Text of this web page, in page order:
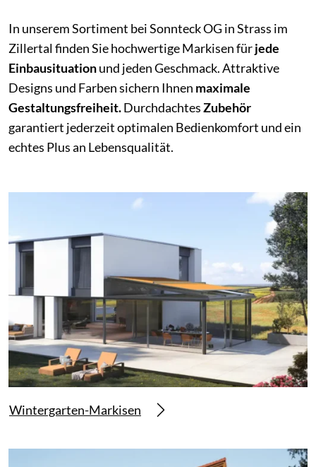
In unserem Sortiment bei Sonnteck OG in Strass im
Zillertal finden Sie hochwertige Markisen fürjede
Einbausituationund jeden Geschmack. Attraktive
Designs und Farben sichern Ihnen maximale
Gestaltungsfreiheit.DurchdachtesZubehör
garantiert jederzeit optimalen Bedienkomfort und ein
echtes Plus an Lebensqualität.
Wintergarten-Markisen